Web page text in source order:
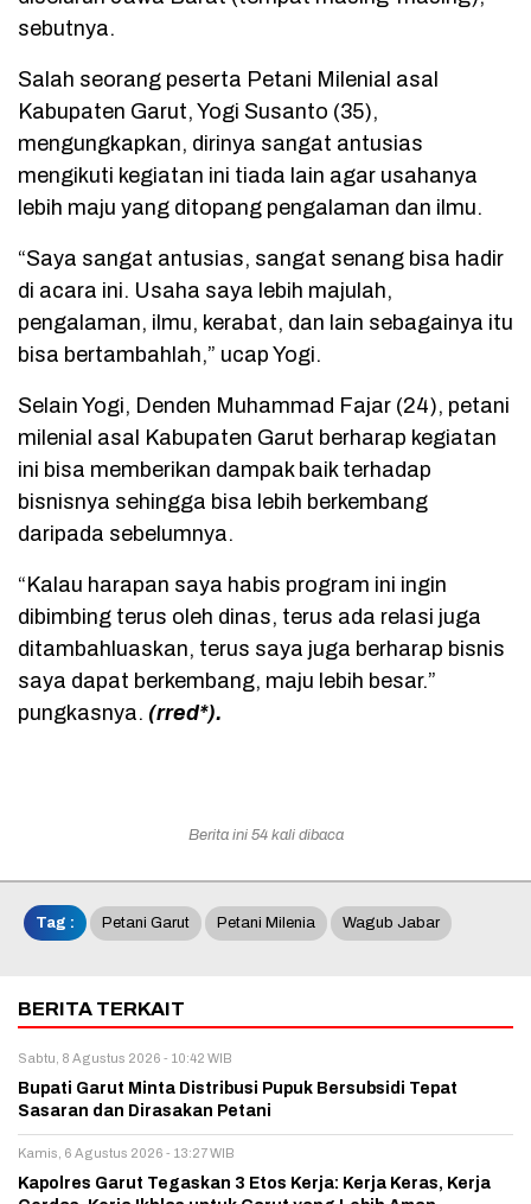
sebutnya.
Salah seorang peserta Petani Milenial asal
Kabupaten Garut, Yogi Susanto (35),
mengungkapkan, dirinya sangat antusias
mengikuti kegiatan ini tiada lain agar usahanya
lebih maju yang ditopang pengalaman dan ilmu.
“Saya sangat antusias, sangat senang bisa hadir
di acara ini. Usaha saya lebih majulah,
pengalaman, ilmu, kerabat, dan lain sebagainya itu
bisa bertambahlah,” ucap Yogi.
Selain Yogi, Denden Muhammad Fajar (24), petani
milenial asal Kabupaten Garut berharap kegiatan
ini bisa memberikan dampak baik terhadap
bisnisnya sehingga bisa lebih berkembang
daripada sebelumnya.
“Kalau harapan saya habis program ini ingin
dibimbing terus oleh dinas, terus ada relasi juga
ditambahluaskan, terus saya juga berharap bisnis
saya dapat berkembang, maju lebih besar.”
pungkasnya. (rred*).
Berita ini 54 kali dibaca
Tag : Petani Garut Petani Milenia Wagub Jabar
BERITA TERKAIT
Sabtu, 8 Agustus 2026 - 10:42 WIB
Bupati Garut Minta Distribusi Pupuk Bersubsidi Tepat
Sasaran dan Dirasakan Petani
Kamis, 6 Agustus 2026 - 13:27 WIB
Kapolres Garut Tegaskan 3 Etos Kerja: Kerja Keras, Kerja